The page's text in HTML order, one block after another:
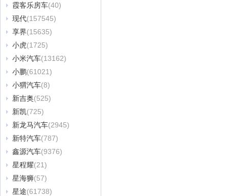
霞客乐房车(40)
现代(157545)
享界(15635)
小虎(1725)
小米汽车(13162)
小鹏(61021)
小猬汽车(8)
新吉奥(525)
新凯(725)
新龙马汽车(2945)
新特汽车(787)
鑫源汽车(9376)
星程耀(21)
星海狮(57)
星途(61738)